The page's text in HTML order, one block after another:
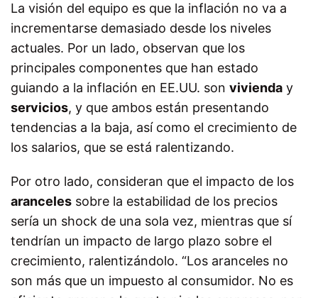
La visión del equipo es que la inflación no va a
incrementarse demasiado desde los niveles
actuales. Por un lado, observan que los
principales componentes que han estado
guiando a la inflación en EE.UU. son vivienda y
servicios, y que ambos están presentando
tendencias a la baja, así como el crecimiento de
los salarios, que se está ralentizando.
Por otro lado, consideran que el impacto de los
aranceles sobre la estabilidad de los precios
sería un shock de una sola vez, mientras que sí
tendrían un impacto de largo plazo sobre el
crecimiento, ralentizándolo. “Los aranceles no
son más que un impuesto al consumidor. No es